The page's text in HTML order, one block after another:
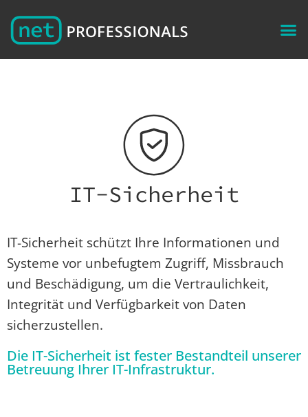
IT-Sicherheit
IT-Sicherheit schützt Ihre Informationen und
Systeme vor unbefugtem Zugriff, Missbrauch
und Beschädigung, um die Vertraulichkeit,
Integrität und Verfügbarkeit von Daten
sicherzustellen.
Die IT-Sicherheit ist fester Bestandteil unserer
Betreuung Ihrer IT-Infrastruktur.